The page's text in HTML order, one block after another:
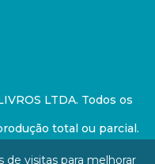
LTDA. Todos os
total ou parcial.
sem aviso prévio.
de visitas para melhorar